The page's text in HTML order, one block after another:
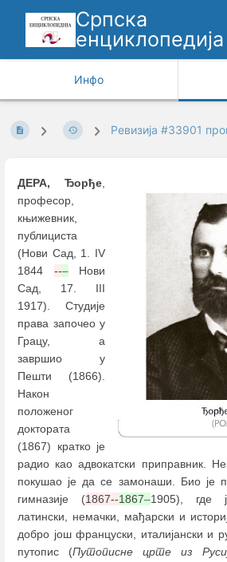
Српска
енциклопедија
Инфо
Ревизија #33901
ДЕРА, Ђорђе,
професор,
књижевник,
публициста
(Нови Сад, 1. IV
1844 --–Нови
Сад, 17. III
1917). Студије
права започео у
Грацу, a
завршио у
Пешти (1866).
Након
положеног
доктората
(1867) кратко је
радио као адвокатски приправник.
покушао је да се замонаши. Био је
гимназије (1867--1867–1905), где
латински, немачки, мађарски и
добро још француски, италијански и
путопис (Путописне црте из